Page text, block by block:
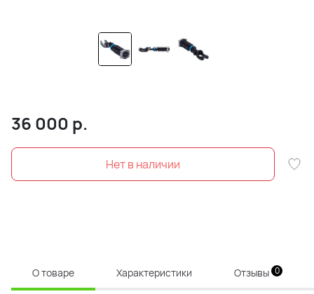
36 000 р.
О товаре Характеристики Отзывы 0